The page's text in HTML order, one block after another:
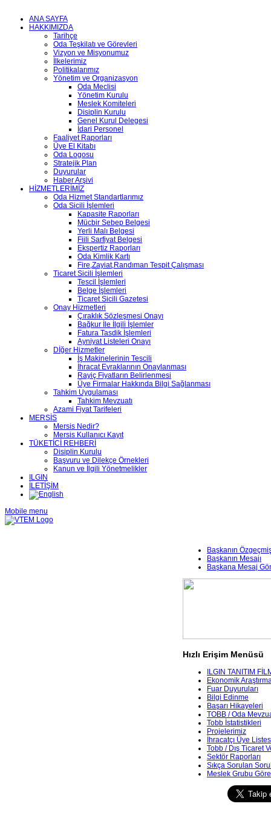
ANA SAYFA
HAKKIMIZDA
Tarihçe
Oda Teşkilatı ve Görevleri
Vizyon ve Misyonumuz
İlkelerimiz
Politikalarımız
Yönetim ve Organizasyon
Oda Meclisi
Yönetim Kurulu
Meslek Komiteleri
Disiplin Kurulu
Genel Kurul Delegesi
İdari Personel
Faaliyet Raporları
Üye El Kitabı
Oda Logosu
Stratejik Plan
Duyurular
Haber Arşivi
HİZMETLERİMİZ
Oda Hizmet Standartlarımız
Oda Sicili İşlemleri
Kapasite Raporları
Mücbir Sebep Belgesi
Yerli Malı Belgesi
Fiili Sarfiyat Belgesi
Ekspertiz Raporları
Oda Kimlik Kartı
Fire,Zayiat,Randıman Tespit Çalışması
Ticaret Sicili İşlemleri
Tescil İşlemleri
Belge İşlemleri
Ticaret Sicili Gazetesi
Onay Hizmetleri
Çıraklık Sözleşmesi Onayı
Bağkur İle İlgili İşlemler
Fatura Tasdik İşlemleri
Ayniyat Listeleri Onayı
Dİğer Hizmetler
İş Makinelerinin Tescili
İhracat Evraklarının Onaylanması
Rayiç Fiyatların Belirlenmesi
Üye Firmalar Hakkında Bilgi Sağlanması
Tahkim Uygulaması
Tahkim Mevzuatı
Azami Fiyat Tarifeleri
MERSİS
Mersis Nedir?
Mersis Kullanıcı Kayıt
TÜKETİCİ REHBERİ
Disiplin Kurulu
Başvuru ve Dilekçe Örnekleri
Kanun ve İlgili Yönetmelikler
ILGIN
İLETİŞİM
Mobile menu
Başkanın
Başkanın Mesajı
Başkana Mesaj
Hızlı Erişim Menüsü
ILGIN TANITIM
Ekonomik
Fuar Duyuruları
Bilgi Edinme
Başarı Hikayeleri
TOBB / Oda
Tobb İstatistikleri
Projelerimiz
İhracatçı Üye
Tobb / Dış Ticaret
Sektör Raporları
Sıkça Sorulan
Meslek Grubu